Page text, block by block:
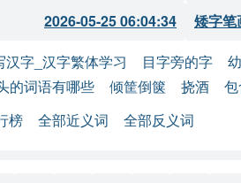
2026-05-25 06:04:34 矮字笔
字_汉字繁体学习 目字旁的字
的词语有哪些 倾筐倒箧 挠酒
榜 全部近义词 全部反义词